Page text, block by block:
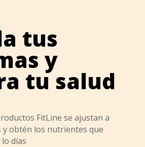
tus
y
tu salud
FitLine se ajustan a
y obtén los nutrientes que
días